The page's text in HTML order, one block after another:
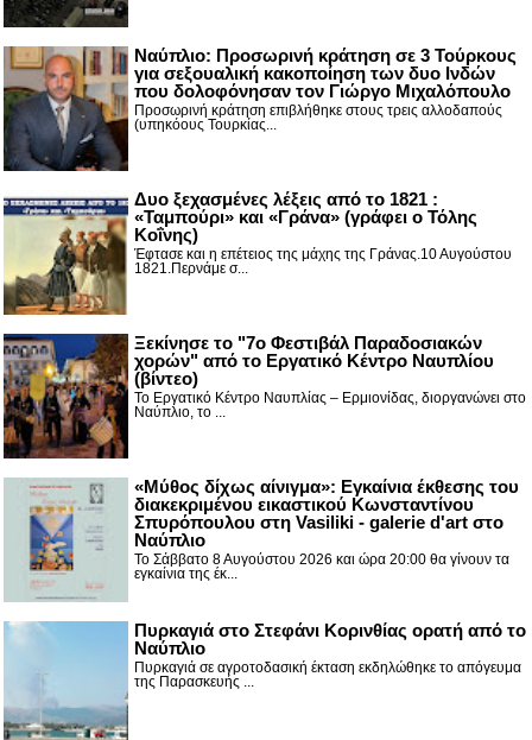
Ναύπλιο: Προσωρινή κράτηση σε 3 Τούρκους
για σεξουαλική κακοποίηση των δυο Ινδών
που δολοφόνησαν τον Γιώργο Μιχαλόπουλο
Προσωρινή κράτηση επιβλήθηκε στους τρεις αλλοδαπούς
(υπηκόους Τουρκίας...
Δυο ξεχασμένες λέξεις από το 1821 :
«Ταμπούρι» και «Γράνα» (γράφει ο Τόλης
Κοΐνης)
Έφτασε και η επέτειος της μάχης της Γράνας.10 Αυγούστου
1821.Περνάμε σ...
Ξεκίνησε το "7ο Φεστιβάλ Παραδοσιακών
χορών" από το Εργατικό Κέντρο Ναυπλίου
(βίντεο)
Το Εργατικό Κέντρο Ναυπλίας – Ερμιονίδας, διοργανώνει στο
Ναύπλιο, το ...
«Μύθος δίχως αίνιγμα»: Εγκαίνια έκθεσης του
διακεκριμένου εικαστικού Κωνσταντίνου
Σπυρόπουλου στη Vasiliki - galerie d'art στο
Ναύπλιο
Το Σάββατο 8 Αυγούστου 2026 και ώρα 20:00 θα γίνουν τα
εγκαίνια της έκ...
Πυρκαγιά στο Στεφάνι Κορινθίας ορατή από το
Ναύπλιο
Πυρκαγιά σε αγροτοδασική έκταση εκδηλώθηκε το απόγευμα
της Παρασκευής ...